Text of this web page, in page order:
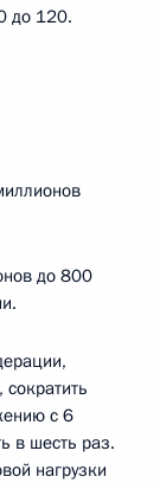
до 120.
до 800
с 6
в шесть раз.
нагрузки